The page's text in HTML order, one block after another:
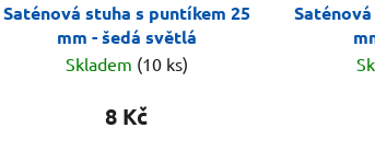
Saténová stuha s puntíkem 25
mm - šedá světlá
Skladem (10 ks)
8 Kč